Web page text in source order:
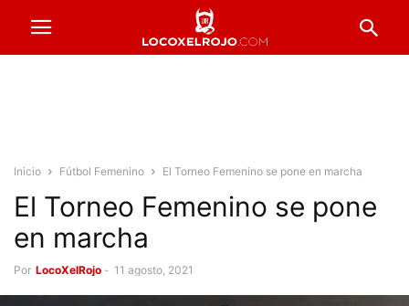
Inicio Fútbol Femenino El Torneo Femenino se pone en marcha
El Torneo Femenino se pone
en marcha
Por LocoXelRojo - 11 agosto, 2021